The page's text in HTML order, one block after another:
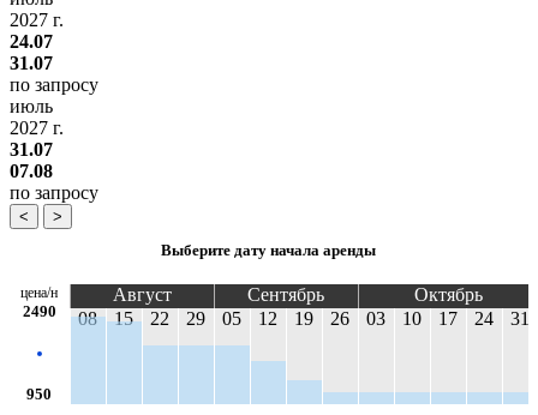
2027 г.
24.07
31.07
по запросу
июль
2027 г.
31.07
07.08
по запросу
<
>
Выберите дату начала аренды
цена/н
2490
950
Август Сентябрь
Октябрь
08
15 22 29 05 12 19 26 03 10 17 24 31